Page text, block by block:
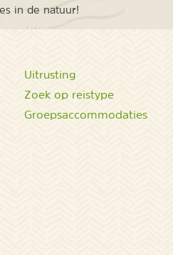
in de natuur!
Uitrusting
Zoek op reistype
Groepsaccommodaties